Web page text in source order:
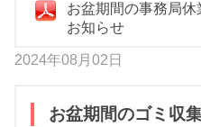
お盆期間の事務局
お知らせ
2024年08月02日
お盆期間のゴミ収